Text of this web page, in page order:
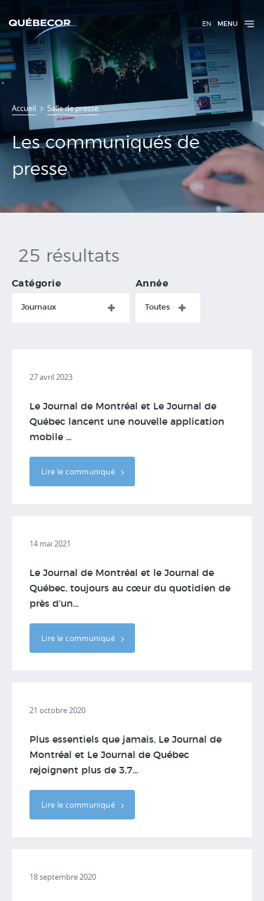
EN MENU
Accueil Salle de presse
Communiqués
de presse
Les communiqués de
presse
25 résultats
Catégorie
Journaux
Année
Toutes
27 avril 2023
Le Journal de Montréal et Le Journal de
Québec lancent une nouvelle application
mobile ...
Lire le communiqué
14 mai 2021
Le Journal de Montréal et le Journal de
Québec, toujours au cœur du quotidien de
près d’un...
Lire le communiqué
21 octobre 2020
Plus essentiels que jamais, Le Journal de
Montréal et Le Journal de Québec
rejoignent plus de 3,7...
Lire le communiqué
18 septembre 2020